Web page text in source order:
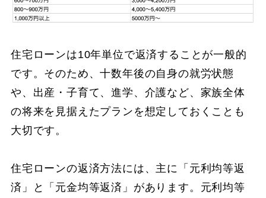
住宅ローンは10年単位で返済することが一般的
です。そのため、十数年後の自身の就労状態
や、出産・子育て、進学、介護など、家族全体
の将来を見据えたプランを想定しておくことも
大切です。
住宅ローンの返済方法には、主に「元利均等返
済」と「元金均等返済」があります。元利均等